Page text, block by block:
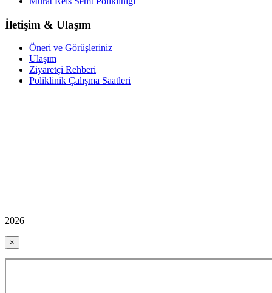
İletişim & Ulaşım
Öneri ve Görüşleriniz
Ulaşım
Ziyaretçi Rehberi
Poliklinik Çalışma Saatleri
2026
×